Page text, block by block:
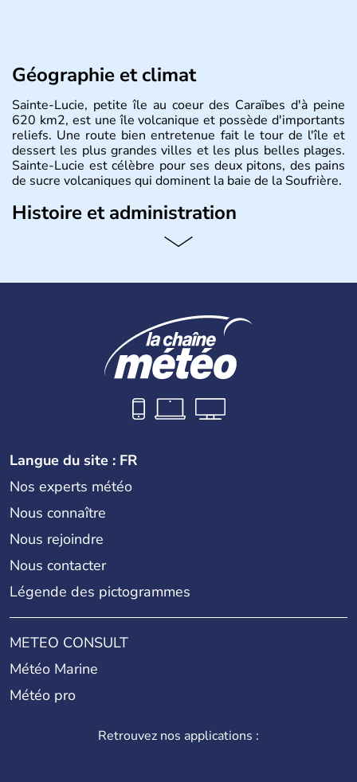
Géographie et climat
Sainte-Lucie, petite île au coeur des Caraïbes d'à peine
620 km2, est une île volcanique et possède d'importants
reliefs. Une route bien entretenue fait le tour de l'île et
dessert les plus grandes villes et les plus belles plages.
Sainte-Lucie est célèbre pour ses deux pitons, des pains
de sucre volcaniques qui dominent la baie de la Soufrière.
Histoire et administration
Après être passée entre les mains des Français puis des
dollar des Caraïbes. La langue officielle est l'anglais. Ses
romantique à l'anglaise et villes aux noms francophones.
Langue du site : FR
Nos experts météo
Nous connaître
Nous rejoindre
Nous contacter
Légende des pictogrammes
METEO CONSULT
Météo Marine
Météo pro
Retrouvez nos applications :